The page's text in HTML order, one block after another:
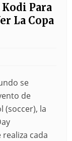
Para
La Copa
se
de
(soccer), la
cada